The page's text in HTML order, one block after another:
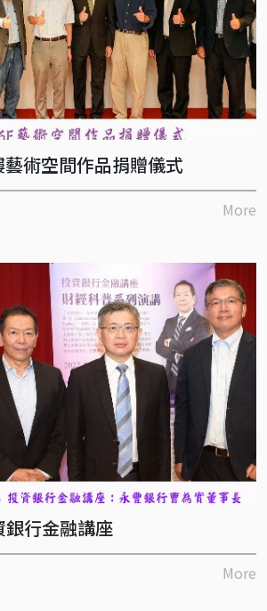
術空間作品捐贈儀式
More
銀行金融講座
More